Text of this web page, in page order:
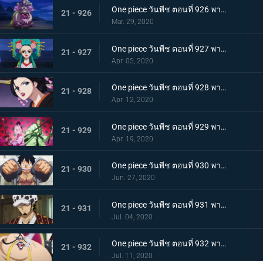
21 - 926 One piece วันพีช ตอนที่ 926 พากย์ไทย เข้าตาจน โอโรจิโอนิวาบังที่แสนอันตราย
Mar. 29, 2020
21 - 927 One piece วันพีช ตอนที่ 927 พากย์ไทย ขุมนรก! พญาอสรพิษผู้น่าสะพรึง โชกุนโอโรจิ
Apr. 05, 2020
21 - 928 One piece วันพีช ตอนที่ 928 พากย์ไทย ดอกไม้ที่ปลิดปลิว! วาระสุดท้ายของหญิงงามแห่งวาโนะ
Apr. 12, 2020
21 - 929 One piece วันพีช ตอนที่ 929 พากย์ไทย สายสัมพันธ์นักโทษ ลูฟี่กับปู่เฮียว!
Apr. 19, 2020
21 - 930 One piece วันพีช ตอนที่ 930 พากย์ไทย หัวหน้าใหญ่! ควีนแห่งหายนะปรากฏตัว!
Jun. 27, 2020
21 - 931 One piece วันพีช ตอนที่ 931 พากย์ไทย ปีนขึ้นไป ลูฟี่และการหนีตายที่เดิมพันด้วยชีวิต!
Jul. 04, 2020
21 - 932 One piece วันพีช ตอนที่ 932 พากย์ไทย อยู่หรือตาย ศึกซูโม่อินเฟอร์โนของควีน
Jul. 11, 2020